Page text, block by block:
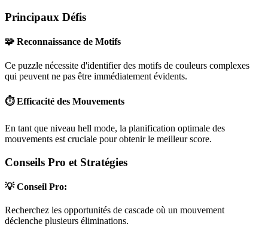
Principaux Défis
🧩 Reconnaissance de Motifs
Ce puzzle nécessite d'identifier des motifs de couleurs complexes
qui peuvent ne pas être immédiatement évidents.
⏱️ Efficacité des Mouvements
En tant que niveau hell mode, la planification optimale des
mouvements est cruciale pour obtenir le meilleur score.
Conseils Pro et Stratégies
💡 Conseil Pro:
Recherchez les opportunités de cascade où un mouvement
déclenche plusieurs éliminations.